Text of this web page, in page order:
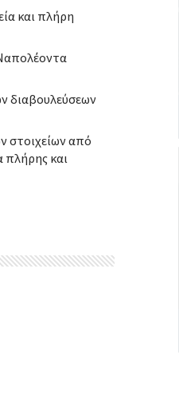
και πλήρη
διαβουλεύσεων
στοιχείων από
πλήρης και